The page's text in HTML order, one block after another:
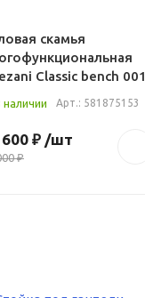
скамья
Classic bench 001
наличии Арт.: 581875153
₽ /шт
₽